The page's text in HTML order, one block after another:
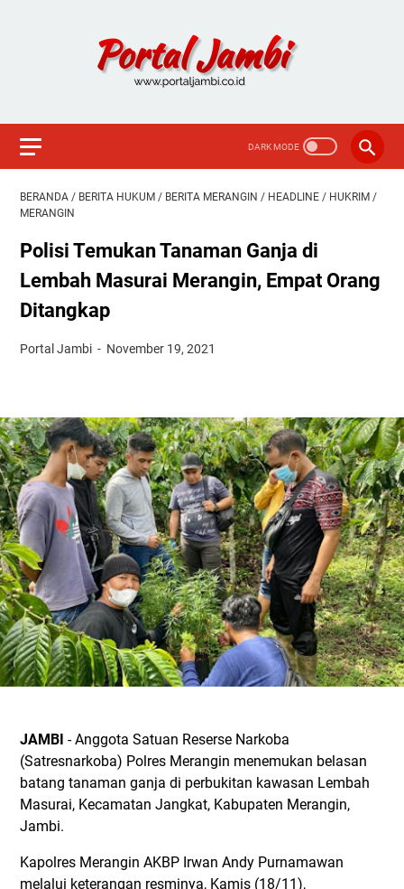
BERANDA / BERITA HUKUM / BERITA MERANGIN / HEADLINE / HUKRIM /
MERANGIN
Polisi Temukan Tanaman Ganja di
Lembah Masurai Merangin, Empat Orang
Ditangkap
Portal Jambi November 19, 2021
JAMBI - Anggota Satuan Reserse Narkoba
(Satresnarkoba) Polres Merangin menemukan belasan
batang tanaman ganja di perbukitan kawasan Lembah
Masurai, Kecamatan Jangkat, Kabupaten Merangin,
Jambi.
Kapolres Merangin AKBP Irwan Andy Purnamawan
melalui keterangan resminya, Kamis (18/11),